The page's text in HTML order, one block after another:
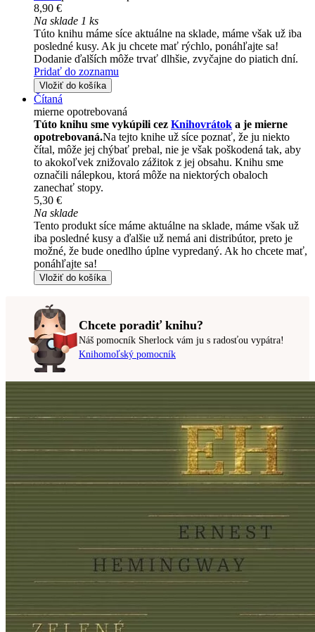
8,90 €
Na sklade 1 ks
Túto knihu máme síce aktuálne na sklade, máme však už iba
posledné kusy. Ak ju chcete mať rýchlo, ponáhľajte sa!
Dodanie ďalších môže trvať dlhšie, zvyčajne do piatich dní.
Pridať do zoznamu
Vložiť do košíka
Čítaná
mierne opotrebovaná
Túto knihu sme vykúpili cez Knihovrátok a je mierne
opotrebovaná.Na tejto knihe už síce poznať, že ju niekto
čítal, môže jej chýbať prebal, nie je však poškodená tak, aby
to akokoľvek znižovalo zážitok z jej obsahu. Knihu sme
označili nálepkou, ktorá môže na niektorých obaloch
zanechať stopy.
5,30 €
Na sklade
Tento produkt síce máme aktuálne na sklade, máme však už
iba posledné kusy a ďalšie už nemá ani distribútor, preto je
možné, že bude onedlho úplne vypredaný. Ak ho chcete mať,
ponáhľajte sa!
Vložiť do košíka
Chcete poradiť knihu?
Náš pomocník Sherlock vám ju s radosťou vypátra!
Knihomoľský pomocník